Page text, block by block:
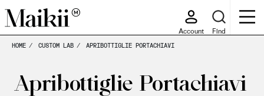
Account Find
HOME CUSTOM LAB APRIBOTTIGLIE PORTACHIAVI
Apribottiglie Portachiavi